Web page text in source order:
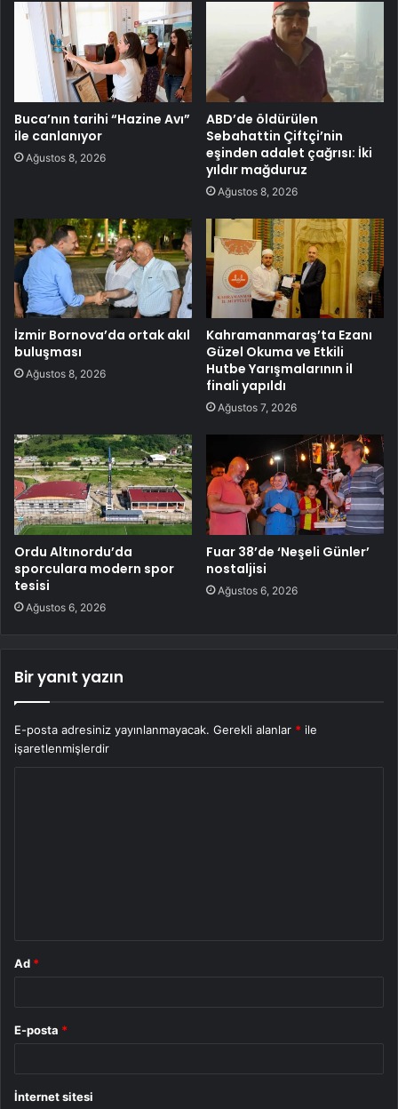
Buca’nın tarihi “Hazine Avı”
ile canlanıyor
Ağustos 8, 2026
ABD’de öldürülen
Sebahattin Çiftçi’nin
eşinden adalet çağrısı: İki
yıldır mağduruz
Ağustos 8, 2026
İzmir Bornova’da ortak akıl
buluşması
Ağustos 8, 2026
Kahramanmaraş’ta Ezanı
Güzel Okuma ve Etkili
Hutbe Yarışmalarının il
finali yapıldı
Ağustos 7, 2026
Ordu Altınordu’da
sporculara modern spor
tesisi
Ağustos 6, 2026
Fuar 38’de ‘Neşeli Günler’
nostaljisi
Ağustos 6, 2026
Bir yanıt yazın
E-posta adresiniz yayınlanmayacak. Gerekli alanlar * ile
işaretlenmişlerdir
Ad *
E-posta *
İnternet sitesi